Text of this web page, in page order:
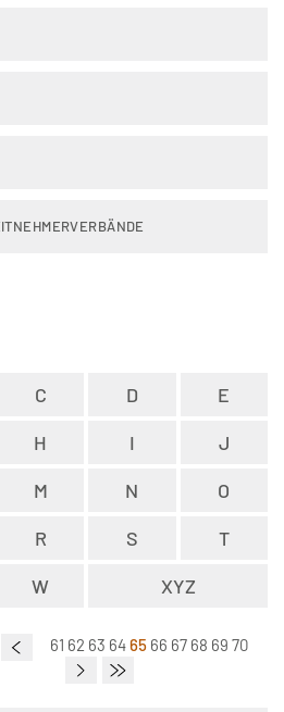
C D
E
H I
J
M N
O
R S
T
W XYZ
61 62 63 6465 66 67 68 69 70